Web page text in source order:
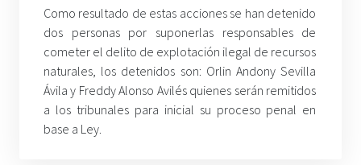
Como resultado de estas acciones se han detenido
dos personas por suponerlas responsables de
cometer el delito de explotación ilegal de recursos
naturales, los detenidos son: Orlin Andony Sevilla
Ávila y Freddy Alonso Avilés quienes serán remitidos
a los tribunales para inicial su proceso penal en
base a Ley.